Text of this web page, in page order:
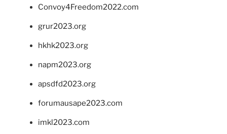
Convoy4Freedom2022.com
grur2023.org
hkhk2023.org
napm2023.org
apsdfd2023.org
forumausape2023.com
imkl2023.com